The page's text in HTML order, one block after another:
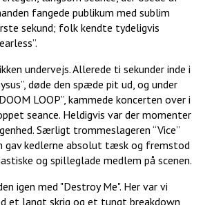
fangede publikum med sublim
sekund; folk kendte tydeligvis
undervejs. Allerede ti sekunder inde i
døde den spæde pit ud, og under
LOOP”, kammede koncerten over i
seance. Heldigvis var der momenter
Særligt trommeslageren “Vice”
gav kedlerne absolut tæsk og fremstod
og spilleglade medlem på scenen.
igen med "Destroy Me". Her var vi
et langt skrig og et tungt breakdown,